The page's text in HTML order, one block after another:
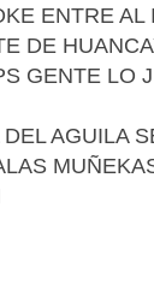
ENTRE AL
DE
GENTE LO
AGUILA